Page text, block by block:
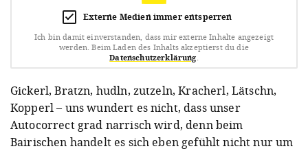
Externe Medien immer entsperren
Ich bin damit einverstanden, dass mir externe Inhalte angezeigt
werden. Beim Laden des Inhalts akzeptierst du die
Datenschutzerklärung
Gickerl, Bratzn, hudln, zutzeln, Kracherl, Lätschn,
Kopperl – uns wundert es nicht, dass unser
Autocorrect grad narrisch wird, denn beim
Bairischen handelt es sich eben gefühlt nicht nur um